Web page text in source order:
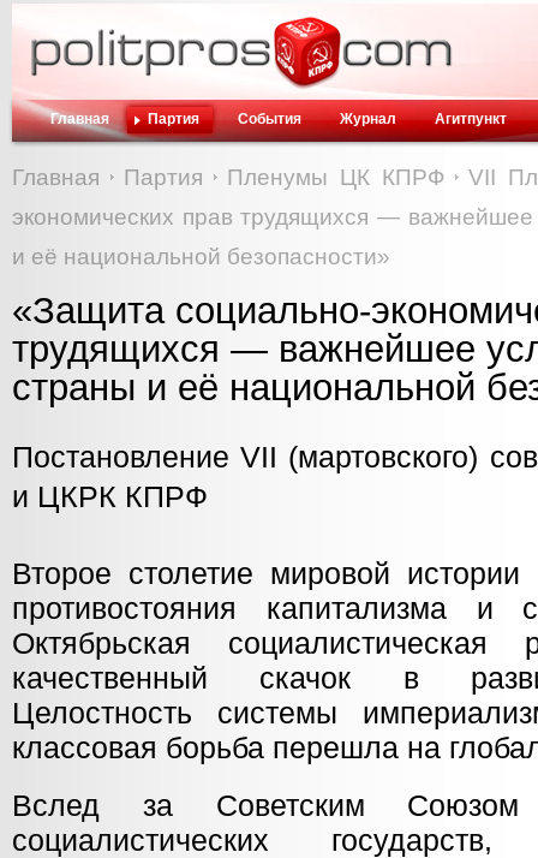
Главная Партия События Журнал Агитпункт
Главная Партия Пленумы ЦК КПРФ
VII
экономических прав трудящихся —
и её национальной безопасности»
«Защита социально-
трудящихся — важнейшее
страны и её национальной
Постановление VII (мартовского)
и ЦКРК КПРФ
Второе столетие мировой
противостояния капитализма и
Октябрьская социалистическая
качественный скачок в
Целостность системы
классовая борьба перешла на
Вслед за Советским Союзом
социалистических